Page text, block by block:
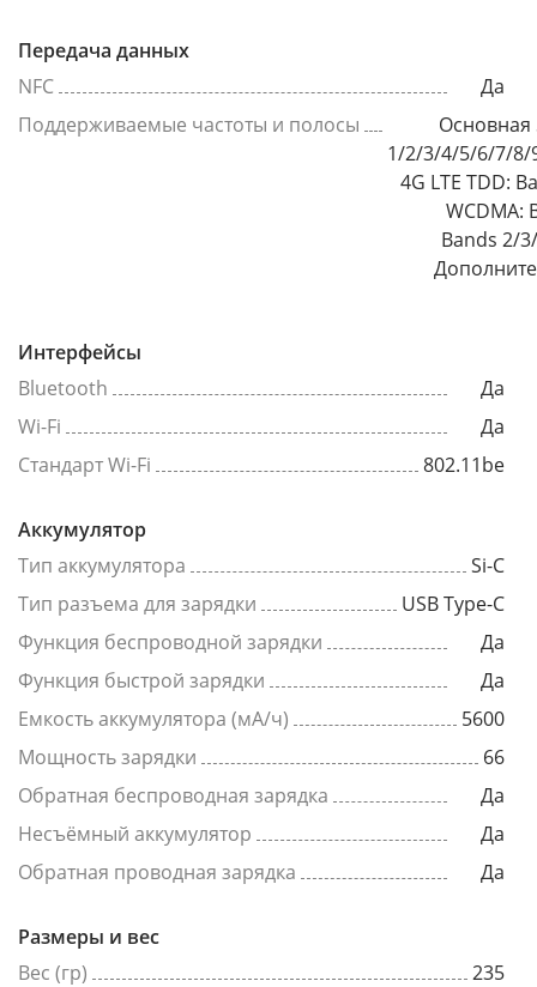
Передача данных
NFC
Да
Поддерживаемые частоты и полосы
Основная
1/2/3/4/5/6/7/8/
4G LTE TDD:
WCDMA:
Bands 2/
Интерфейсы
Bluetooth
Да
Wi-Fi
Да
Стандарт Wi-Fi
802.11be
Аккумулятор
Тип аккумулятора
Si-C
Тип разъема для зарядки
USB Type-C
Функция беспроводной зарядки
Да
Функция быстрой зарядки
Да
Емкость аккумулятора (мА/ч)
5600
Мощность зарядки
66
Обратная беспроводная зарядка
Да
Несъёмный аккумулятор
Да
Обратная проводная зарядка
Да
Размеры и вес
Вес (гр)
235